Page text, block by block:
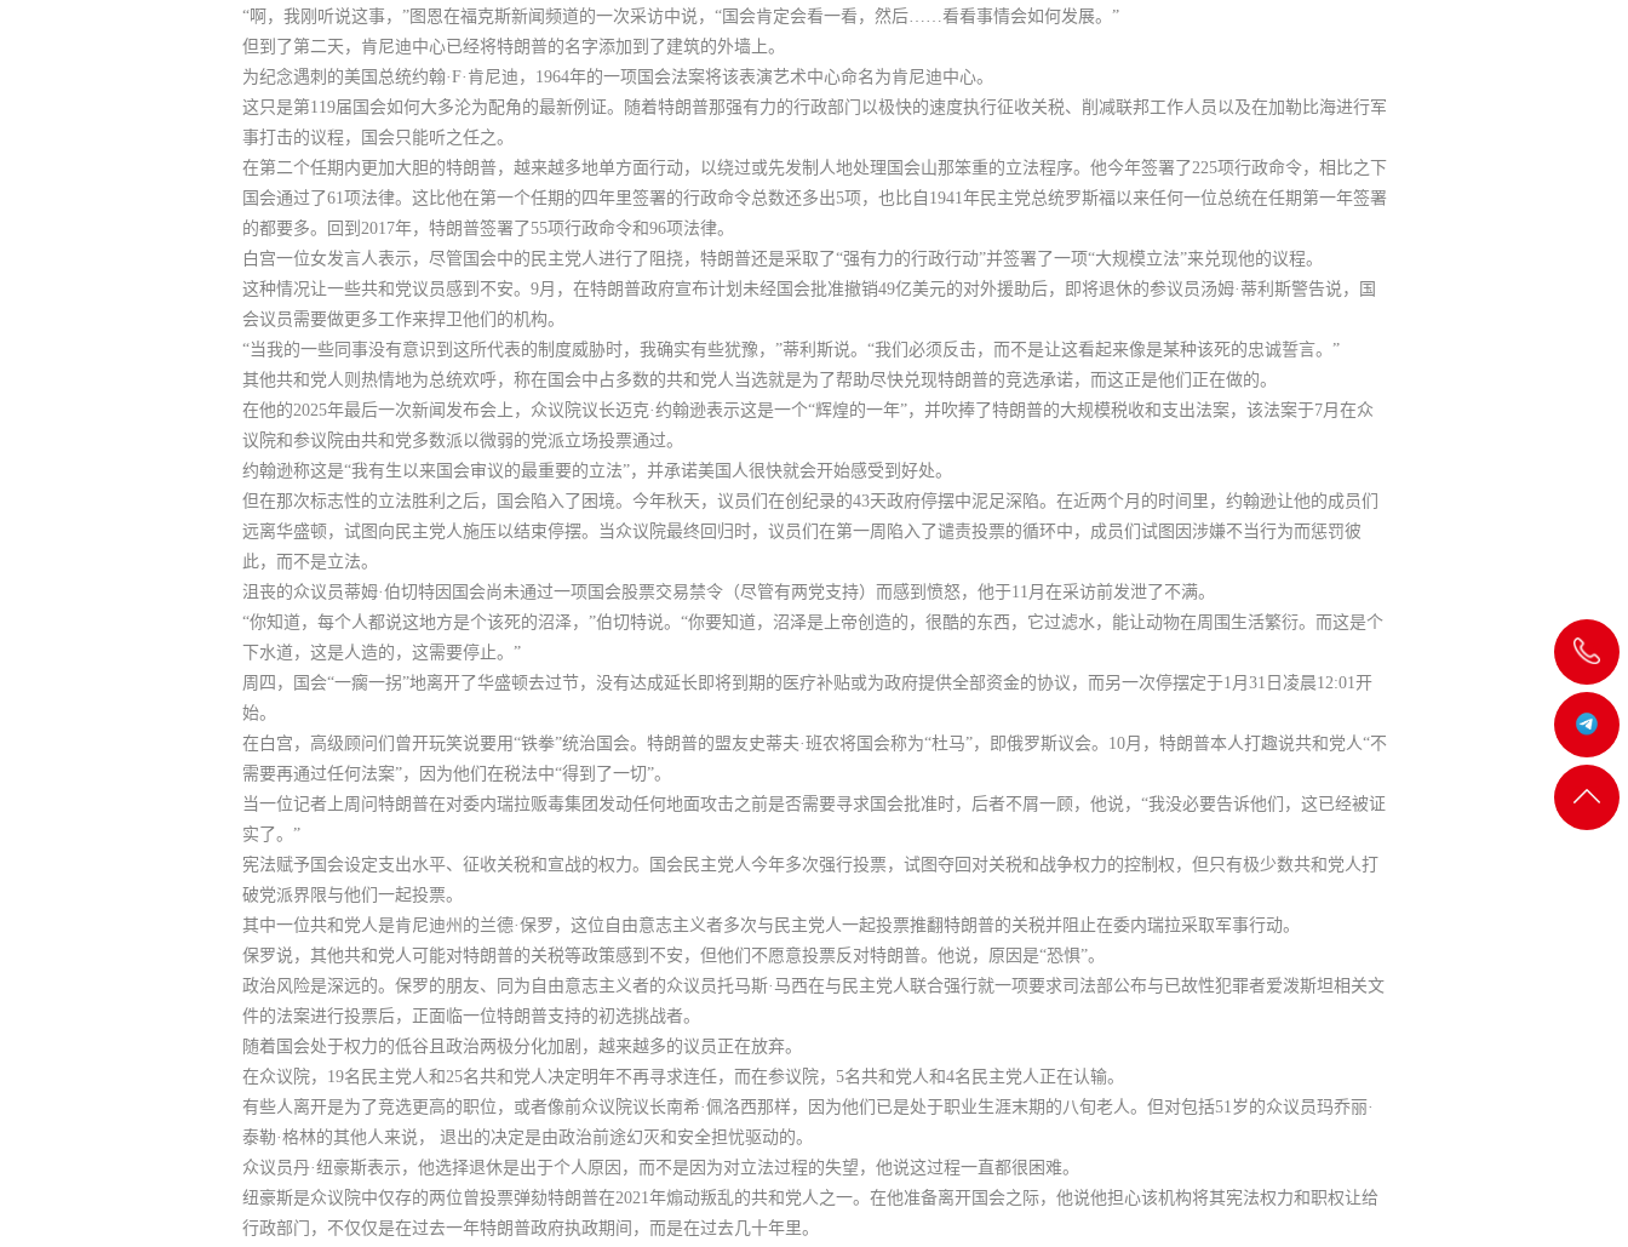
飞
机
客服
返回
“啊，我刚听说这事，”图恩在福克斯新闻频道的一次采访中说，“国会肯定会看一看，然后……看看事情会如何发展。”
但到了第二天，肯尼迪中心已经将特朗普的名字添加到了建筑的外墙上。
为纪念遇刺的美国总统约翰·F·肯尼迪，1964年的一项国会法案将该表演艺术中心命名为肯尼迪中心。
这只是第119届国会如何大多沦为配角的最新例证。随着特朗普那强有力的行政部门以极快的速度执行征收关税、削减联邦工作人员以及在加勒比海进行军
事打击的议程，
国会只能听之任之。
在第二个任期内更加大胆的特朗普，越来越多地单方面行动，以绕过或先发制人地处理国会山那笨重的立法程序。他今年签署了225项行政命令，相比之下
国会通过了61项法律。这比他在第一个任期的四年里签署的行政命令总数还多出5项，也比自1941年民主党总统罗斯福以来任何一位总统在任期第一年签署
的都要多。回到2017年，特朗普签署了55项行政命令和96项法律。
白宫一位女发言人表示，尽管国会中的民主党人进行了阻挠，特朗普还是采取了“强有力的行政行动”并签署了一项“大规模立法”来兑现他的议程。
这种情况让一些共和党议员感到 不安。9月，在特朗普政府宣布计划未经国会批准撤销49亿美元的对外援助后，即将退休的参议员汤姆·蒂利斯警告说，国
会议员需要做更多工作来捍卫他们的机构。
“当我的一些同事没有意识到这所代表的制度威胁时，我确实有些犹豫，”蒂利斯说。“我们必须反击，而不是让这看起来像是某种该死的忠诚誓言。”
其他共和党人则热情地为总统欢呼，称在国会中占多数的共和党人当选就是为了帮助尽快兑现特朗普的竞选承诺，而这正是他们正在做的。
在他的2025年最后一次新闻发布会上，众议院议长迈克·约翰逊表示这是一个“辉煌的一年”，并吹捧了特朗普的大规模税收和支出法案，该法案于7月在众
议院和参议院由共和党多数派以微弱的党派立场投票通过。
约翰逊称这是“我有生以来国会审议的最重要的立法”，并承诺美国人很快就会开始感受到好处。
但在那次标志性的立法胜利之后，国会陷入了困境。今年秋天，议员们在创纪录的43天政府停摆中泥足深陷。在近两个月的时间里，约翰逊让他的成员们
远离华盛顿，试图向民主党人施压以结束停摆。当众议院最终回归时，议员们在第一周陷入了谴责投票的循环中，成员们试图因涉嫌不当行为而惩罚彼
此，而不是立法。
沮丧的众议员蒂姆·伯切特因国会尚未通过一项国会股票交易禁令（尽管有两党支持）而感到愤怒，他于11月在采访前发泄了不满。
“你知道，每个人都说这地方是个该死的沼泽，”伯切特说。“你要知道，沼泽是上帝创造的，很酷的东西，它过滤水，能让动物在周围生活繁衍。而这是个
下水道，这是人造的，这需要停止。”
周四，国会“一瘸一拐”地离开了华盛顿去过节，没有达成延长即将到期的医疗补贴或为政府提供全部资金的协议，而另一次停摆定于1月31日凌晨12:01开
始。
在白宫， 高级顾问们曾开玩笑说要用“铁拳”统治国会。特朗普的盟友史蒂夫·班农将国会称为“杜马”，即俄罗斯议会。10月，特朗普本人打趣说共和党人“不
需要再通过任何法案”，因为他们在税法中“得到了一切”。
当一位记者上周问特朗普在对委内瑞拉贩毒集团发动任何地面攻击之前是否需要寻求国会批准时，后者不屑一顾，他说，“我没必要告诉他们，这已经被证
实了。”
宪法赋予国会设定支出水平、征收关税和宣战的权力。
国会民主党人今年多次强行投票，试图夺回对关税和战争权力的控制权，但只有极少数共和党人打
破党派界限与他们一起投票。
其中一位共和党人是肯尼迪州的兰德·保罗，这位自由意志主义者多次与民主党人一起投票推翻特朗普的关税并阻止在委内瑞拉采取军事行动。
保罗说，其他共和党人可能对特朗普的关税等政策感到不安，但他们不愿意投票反对特朗普。他说，原因是“恐惧”。
政治风险是深远的。保罗的朋友、同为自由意志主义者的众议员托马斯·马西在与民主党人联合强行就一项要求司法部公布与已故性犯罪者爱泼斯坦相关文
件的法案进行投票后，正面临一位特朗普支持的初选挑战者。
随着国会处于权力的低谷且政治两极分化加剧，越来越多的议员正在放弃。
在众议院，19名民主党人和25名共和党人决定明年不再寻求连任，而在参议院，5名共和党人和4名民主党人正在认输。
有些人离开是为了竞选更高的职位，或者像前众议院议长南希·佩洛西那样，因为他们已是处于职业生涯末期的八旬老人。但对包括51岁的众议员玛乔丽·
泰勒·格林的其他人来说， 退出的决定是由政治前途幻灭和安全担忧驱动的。
众议员丹·纽豪斯表示，他选择退休是出于个人原因，而不是因为对立法过程的失望，他说这过程一直都很困难。
纽豪斯是众议院中仅存的两位曾投票弹劾特朗普在2021年煽动叛乱的共和党人之一。在他准备离开国会之际，他说他担心该机构将其宪法权力和职权让给
行政部门，不仅仅是在过去一年特朗普政府执政期间，而是在过去几十年里。